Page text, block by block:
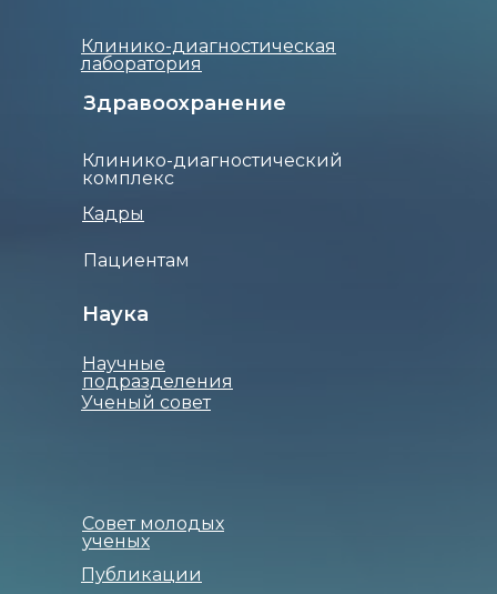
Клинико-диагностический
комплекс
Пациентам
Здравоохранение
Кадры
Научные
подразделения
Наука
Ученый совет
Совет молодых
ученых
Публикации
Клинико-диагностическая
лаборатория